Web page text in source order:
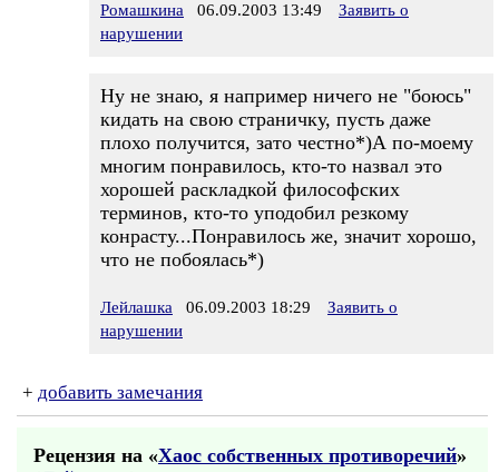
Ромашкина 06.09.2003 13:49
Заявить о
нарушении
Ну не знаю, я например ничего не "боюсь"
кидать на свою страничку, пусть даже
плохо получится, зато честно*)А по-моему
многим понравилось, кто-то назвал это
хорошей раскладкой философских
терминов, кто-то уподобил резкому
конрасту...Понравилось же, значит хорошо,
что не побоялась*)
Лейлашка 06.09.2003 18:29
Заявить о
нарушении
+ добавить замечания
Рецензия на «Хаос собственных противоречий»